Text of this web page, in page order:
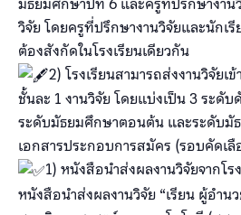
วิจัย โดยครูที่ปรึกษางานวิจัยและนักเรี
ต้องสังกัดในโรงเรียนเดียวกัน
2) โรงเรียนสามารถส่งงานวิจัยเ
ชั้นละ 1 งานวิจัย โดยแบ่งเป็น 3 ระดั
ระดับมัธยมศึกษาตอนต้น และระดับมั
เอกสารประกอบการสมัคร (รอบคัดเลื
1) หนังสือนำส่งผลงานวิจัยจากโ
หนังสือนำส่งผลงานวิจัย “เรียน ผู้อำน